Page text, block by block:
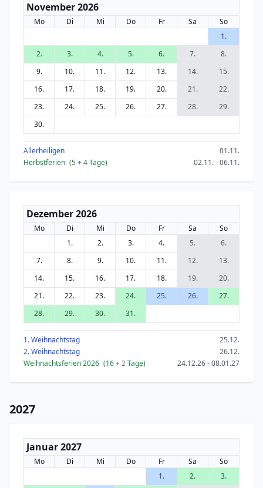
November 2026
Mo Di Mi Do Fr Sa
So
1.
2.
3. 4. 5. 6. 7.
8.
9.
10. 11. 12. 13. 14.
15.
16.
17. 18. 19. 20. 21.
22.
23.
24. 25. 26. 27. 28.
29.
30.
Allerheiligen
01.11.
Herbstferien (5+ 4Tage) 02.11. - 06.11.
Dezember 2026
Mo Di Mi Do Fr Sa
So
1.
2. 3. 4. 5.
6.
7.
8. 9. 10. 11. 12.
13.
14.
15. 16. 17. 18. 19.
20.
21.
22. 23. 24. 25. 26.
27.
28.
29. 30. 31.
1. Weihnachtstag
25.12.
2. Weihnachtstag
26.12.
Weihnachtsferien 2026 (16+ 2Tage) 24.12.26 - 08.01.27
2027
Januar 2027
Mo Di Mi Do Fr Sa
So
1.
2.
3.